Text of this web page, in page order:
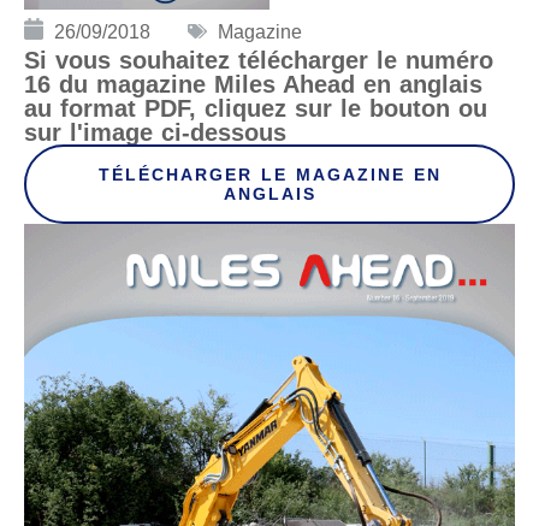
26/09/2018 Magazine
Si vous souhaitez télécharger le numéro
16 du magazine Miles Ahead en anglais
au format PDF, cliquez sur le bouton ou
sur l'image ci-dessous
TÉLÉCHARGER LE MAGAZINE EN
ANGLAIS